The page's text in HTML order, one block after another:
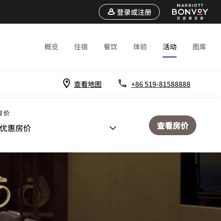
登录或注册
概览 住宿 餐饮 体验 活动 图库
查看地图 +86 519-81588888
价
惠房价 查看房价